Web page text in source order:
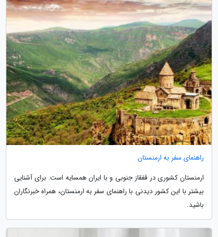
راهنمای سفر به ارمنستان
ارمنستان کشوری در قفقاز جنوبی و با ایران همسایه است. برای آشنایی
بیشتر با این کشور دیدنی با راهنمای سفر به ارمنستان، همراه خبرنگاران
باشید.